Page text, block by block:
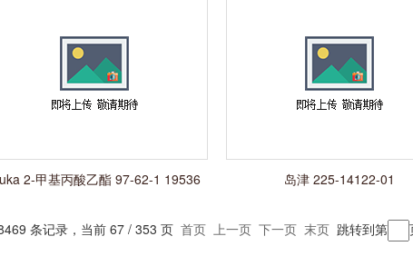
2-甲基丙酸乙酯 97-62-1 19536 岛津 225-14122-01
条记录，当前 67 / 353 页 首页 上一页 下一页 末页 跳转到第